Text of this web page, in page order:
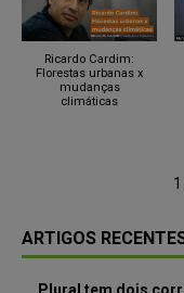
Ricardo Cardim:
Florestas urbanas x
mudanças
climáticas
1
ARTIGOS